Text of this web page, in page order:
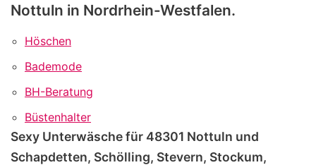
Nottuln in Nordrhein-Westfalen.
Höschen
Bademode
BH-Beratung
Büstenhalter
Sexy Unterwäsche für 48301 Nottuln und
Schapdetten, Schölling, Stevern, Stockum,